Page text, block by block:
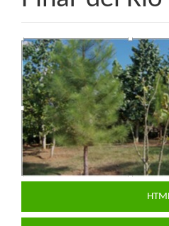
Barra
lateral
del
artículo